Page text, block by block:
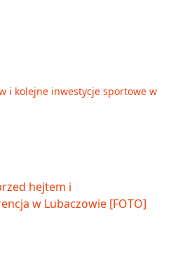
i kolejne inwestycje sportowe w